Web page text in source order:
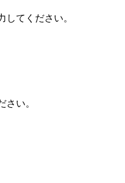
してください。
さい。